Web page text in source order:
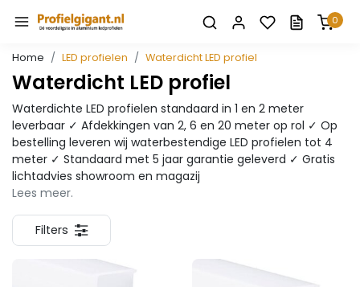
0
Home LED profielen Waterdicht LED profiel
Waterdicht LED profiel
Waterdichte LED profielen standaard in 1 en 2 meter
leverbaar ✓ Afdekkingen van 2, 6 en 20 meter op rol ✓ Op
bestelling leveren wij waterbestendige LED profielen tot 4
meter ✓ Standaard met 5 jaar garantie geleverd ✓ Gratis
lichtadvies showroom en magazij
Lees meer.
Filters